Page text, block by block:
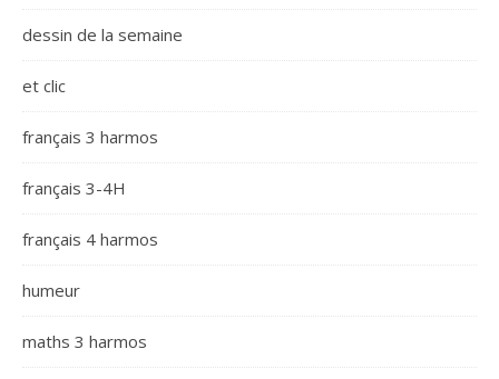
dessin de la semaine
et clic
français 3 harmos
français 3-4H
français 4 harmos
humeur
maths 3 harmos